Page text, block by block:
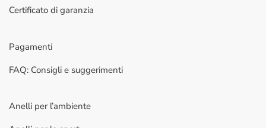
Certificato di garanzia
Pagamenti
FAQ: Consigli e suggerimenti
Anelli per l’ambiente